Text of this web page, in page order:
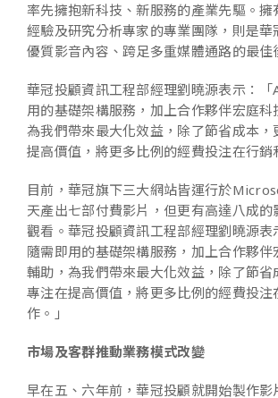
率先擁抱新科技、新服務的產業先驅。擁
經驗及研究分析專家的專業團隊，則是華
優質影音內容、跨足多重媒體通路的最佳
華冠投顧資訊工程部經理劉曉源表示：
用的基礎架構服務，加上合作夥伴宏庭科
為我們帶來最大化效益，除了節省成本，
提高價值，將更多比例的經費投注在行銷
目前，華冠旗下三大網站皆運行於
天產出七部付費影片，但更有高達八成的
觀看。華冠投顧資訊工程部經理劉曉源
隨需即用的基礎架構服務，加上合作夥伴
輔助，為我們帶來最大化效益，除了節省
專注在提高價值，將更多比例的經費投注
作。」
市場及客群推動業務模式改變
早在五、六年前，華冠投顧就開始製作影